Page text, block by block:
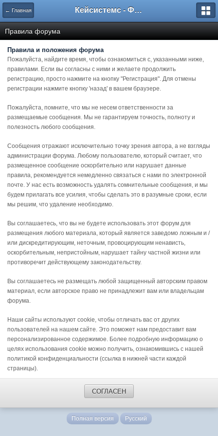
← Главная Кейсистемс - Форумы
Правила форума
Правила и положения форума
Пожалуйста, найдите время, чтобы ознакомиться с, указанными ниже,
правилами. Если вы согласны с ними и желаете продолжить
регистрацию, просто нажмите на кнопку "Регистрация". Для отмены
регистрации нажмите кнопку 'назад' в вашем браузере.
Пожалуйста, помните, что мы не несем ответственности за
размещаемые сообщения. Мы не гарантируем точность, полноту и
полезность любого сообщения.
Сообщения отражают исключительно точку зрения автора, а не взгляды
администрации форума. Любому пользователю, который считает, что
размещенное сообщение оскорбительно или нарушает данные
правила, рекомендуется немедленно связаться с нами по электронной
почте. У нас есть возможность удалять сомнительные сообщения, и мы
будем прилагать все усилия, чтобы сделать это в разумные сроки, если
мы решим, что удаление необходимо.
Вы соглашаетесь, что вы не будете использовать этот форум для
размещения любого материала, который является заведомо ложным и /
или дискредитирующим, неточным, провоцирующим ненависть,
оскорбительным, непристойным, нарушает тайну частной жизни или
противоречит действующему законодательству.
Вы соглашаетесь не размещать любой защищенный авторским правом
материал, если авторское право не принадлежит вам или владельцам
форума.
Наши сайты используют cookie, чтобы отличать вас от других
пользователей на нашем сайте. Это поможет нам предоставит вам
персонализированное содержимое. Более подробную информацию о
целях использования cookie можно получить, ознакомившись с нашей
политикой конфиденциальности (ссылка в нижней части каждой
страницы).
СОГЛАСЕН
Полная версия Русский